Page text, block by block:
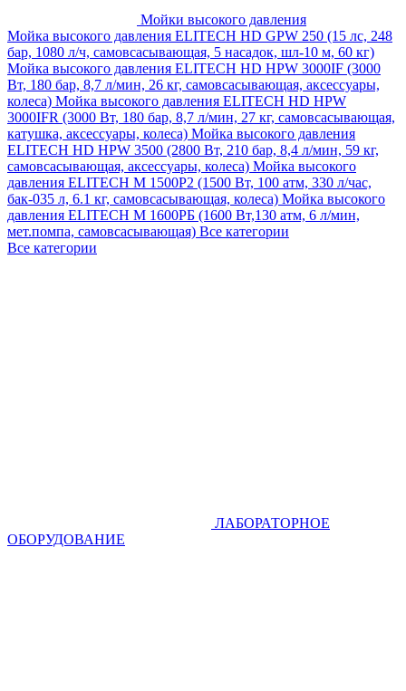
Мойки высокого давления
Мойка высокого давления ELITECH HD GPW 250 (15 лс, 248
бар, 1080 л/ч, самовсасывающая, 5 насадок, шл-10 м, 60 кг)
Мойка высокого давления ELITECH HD HPW 3000IF (3000
Вт, 180 бар, 8,7 л/мин, 26 кг, самовсасывающая, аксессуары,
колеса) Мойка высокого давления ELITECH HD HPW
3000IFR (3000 Вт, 180 бар, 8,7 л/мин, 27 кг, самовсасывающая,
катушка, аксессуары, колеса) Мойка высокого давления
ELITECH HD HPW 3500 (2800 Вт, 210 бар, 8,4 л/мин, 59 кг,
самовсасывающая, аксессуары, колеса) Мойка высокого
давления ELITECH M 1500P2 (1500 Вт, 100 атм, 330 л/час,
бак-035 л, 6.1 кг, самовсасывающая, колеса) Мойка высокого
давления ELITECH М 1600РБ (1600 Вт,130 атм, 6 л/мин,
мет.помпа, самовсасывающая) Все категории
Все категории
ЛАБОРАТОРНОЕ
ОБОРУДОВАНИЕ